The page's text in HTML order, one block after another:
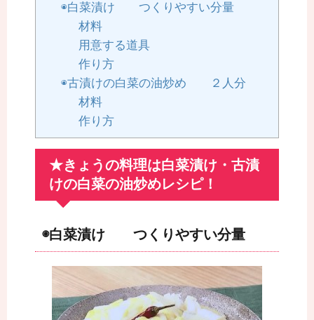
◉白菜漬け つくりやすい分量
材料
用意する道具
作り方
◉古漬けの白菜の油炒め ２人分
材料
作り方
★きょうの料理は白菜漬け・古漬
けの白菜の油炒めレシピ！
◉白菜漬け つくりやすい分量